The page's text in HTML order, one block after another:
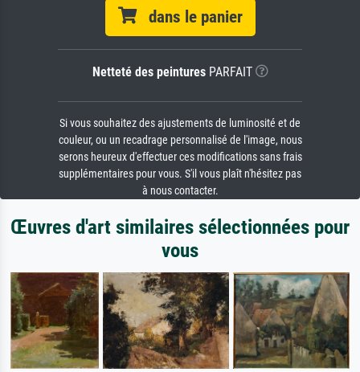
dans le panier
Netteté des peinturesPARFAIT
Si vous souhaitez des ajustements de luminosité et de
couleur, ou un recadrage personnalisé de l'image, nous
serons heureux d'effectuer ces modifications sans frais
supplémentaires pour vous. S'il vous plaît n'hésitez pas
à nous contacter.
Œuvres d'art similaires sélectionnées pour
vous